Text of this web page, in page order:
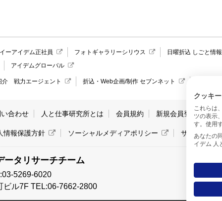
イーアイデム正社員 フォトギャラリーシリウス 日曜折込 しごと情
アイデムグローバル
介 戦力エージェント 折込・Web企画/制作 セブンネット
合わせ 人と仕事研究所とは 会員規約 新規会員登録 サ
情報保護方針 ソーシャルメディアポリシー サイトマップ
ータリサーチチーム
5269-6020
ビル7F TEL:06-7662-2800
クッキ
これらは
ツの表示
す。使用
あなたの
イデム 人